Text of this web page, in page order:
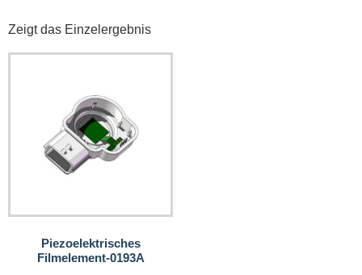
Zeigt das Einzelergebnis
Piezoelektrisches
Filmelement-0193A